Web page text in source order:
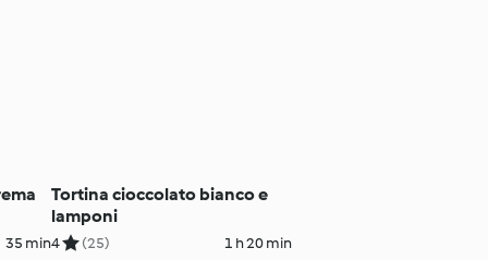
35 min
Tortina cioccolato bianco e
lamponi
4 (25) 1 h 20 min